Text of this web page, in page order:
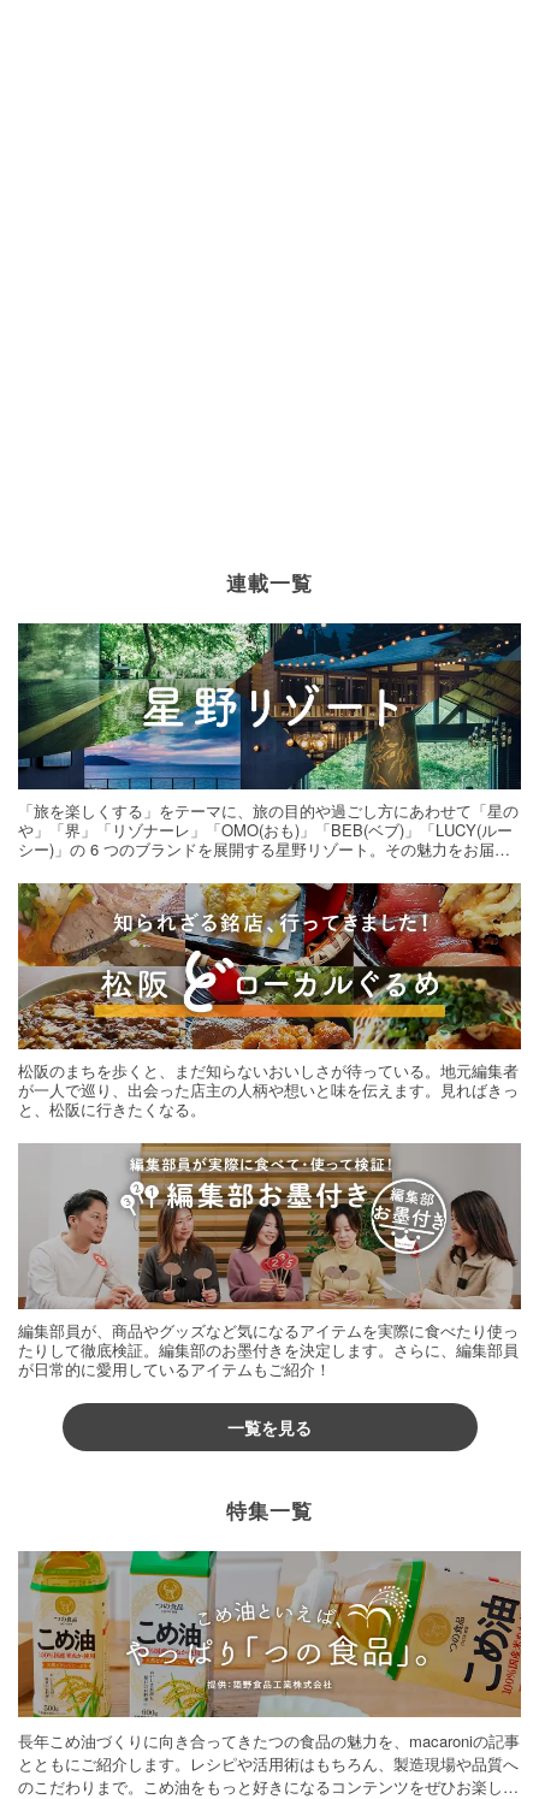
連載一覧
「旅を楽しくする」をテーマに、旅の目的や過ごし方にあわせて「星の
や」「界」「リゾナーレ」「OMO(おも)」「BEB(ベブ)」「LUCY(ルー
シー)」の 6 つのブランドを展開する星野リゾート。その魅力をお届け
松阪のまちを歩くと、まだ知らないおいしさが待っている。地元編集者
が一人で巡り、出会った店主の人柄や想いと味を伝えます。見ればきっ
と、松阪に行きたくなる。
編集部員が、商品やグッズなど気になるアイテムを実際に食べたり使っ
たりして徹底検証。編集部のお墨付きを決定します。さらに、編集部員
が日常的に愛用しているアイテムもご紹介！
一覧を見る
特集一覧
長年こめ油づくりに向き合ってきたつの食品の魅力を、macaroniの記事
とともにご紹介します。レシピや活用術はもちろん、製造現場や品質へ
のこだわりまで。こめ油をもっと好きになるコンテンツをぜひお楽しみ